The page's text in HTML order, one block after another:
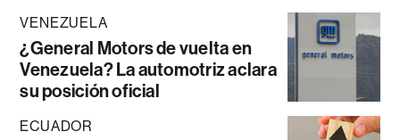
VENEZUELA
¿General Motors de vuelta en
Venezuela? La automotriz aclara
su posición oficial
ECUADOR